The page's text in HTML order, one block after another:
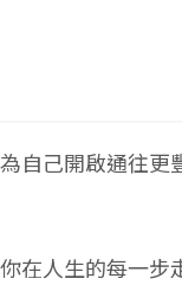
自己開啟通往更
在人生的每一步